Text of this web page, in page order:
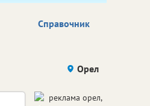
Справочник
Орел